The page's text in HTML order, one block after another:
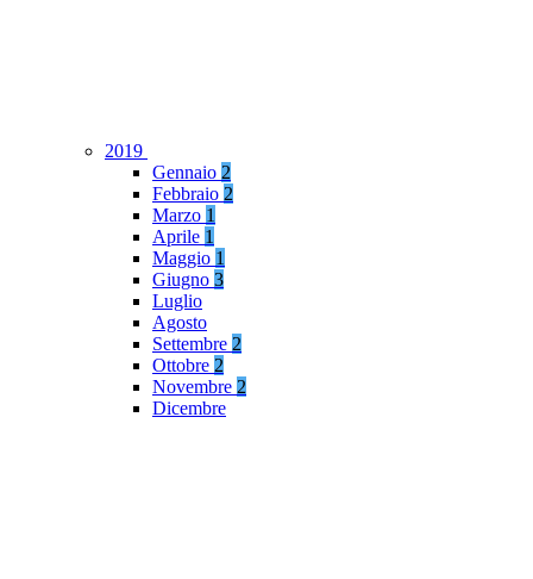
2019
Gennaio 2
Febbraio 2
Marzo 1
Aprile 1
Maggio 1
Giugno 3
Luglio
Agosto
Settembre 2
Ottobre 2
Novembre 2
Dicembre